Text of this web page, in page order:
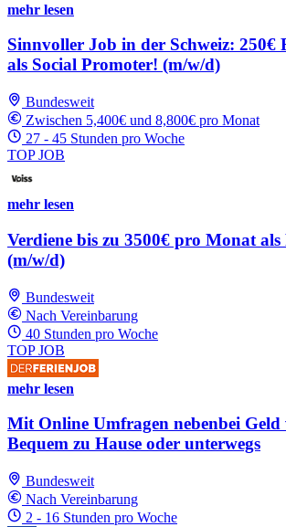
mehr lesen
Sinnvoller Job in der Schweiz: 250€
als Social Promoter! (m/w/d)
Bundesweit
Zwischen 5,400€ und 8,800€ pro Monat
27 - 45 Stunden pro Woche
TOP JOB
mehr lesen
Verdiene bis zu 3500€ pro Monat
(m/w/d)
Bundesweit
Nach Vereinbarung
40 Stunden pro Woche
TOP JOB
mehr lesen
Mit Online Umfragen nebenbei Geld
Bequem zu Hause oder unterwegs
Bundesweit
Nach Vereinbarung
2 - 16 Stunden pro Woche